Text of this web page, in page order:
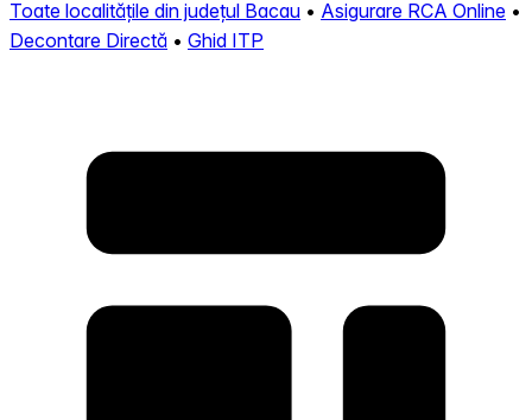
Toate localitățile din județul Bacau • Asigurare RCA Online •
Decontare Directă • Ghid ITP